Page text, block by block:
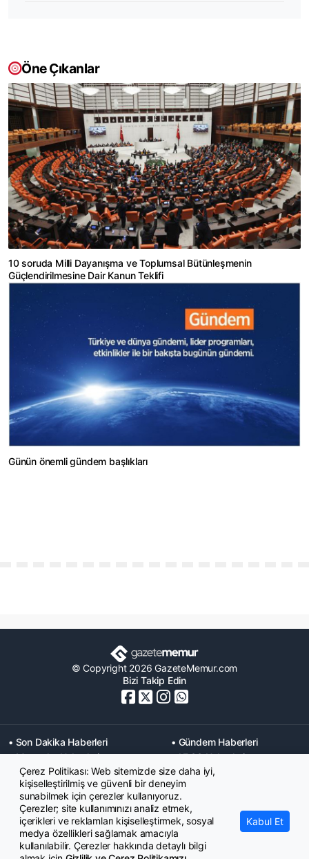
Öne Çıkanlar
10 soruda Milli Dayanışma ve Toplumsal Bütünleşmenin
Güçlendirilmesine Dair Kanun Teklifi
Günün önemli gündem başlıkları
© Copyright 2026 GazeteMemur.com
Bizi Takip Edin
• Son Dakika Haberleri
• Gündem Haberleri
• Memurlar Haberleri
• KPSS Haberleri
• Ekonomi Haberleri
• Eğitim Haberleri
• Yaşam Haberleri
• Maaş Verileri Haberleri
• Mahkeme Kararları
Haberleri
Çerez Politikası: Web sitemizde size daha iyi,
kişiselleştirilmiş ve güvenli bir deneyim
sunabilmek için çerezler kullanıyoruz.
Çerezler; site kullanımınızı analiz etmek,
içerikleri ve reklamları kişiselleştirmek, sosyal
medya özellikleri sağlamak amacıyla
kullanılabilir. Çerezler hakkında detaylı bilgi
Kabul Et